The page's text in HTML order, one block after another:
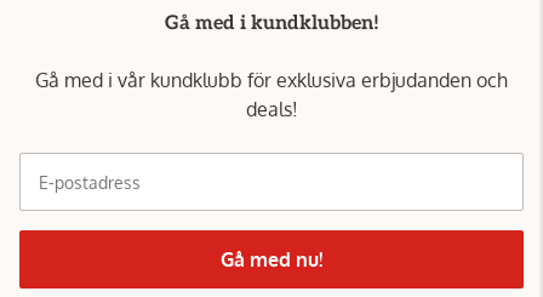
Gå med i kundklubben!
Gå med i vår kundklubb för exklusiva erbjudanden och
deals!
E-postadress
Gå med nu!